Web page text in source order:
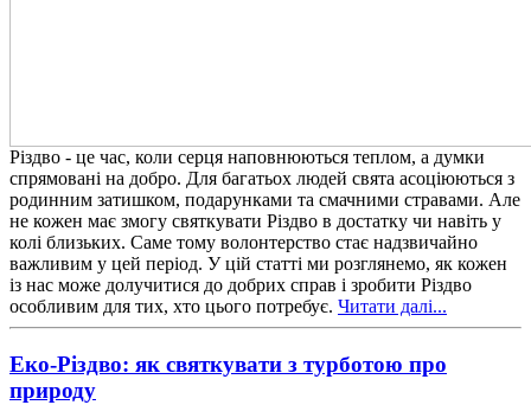
Різдво - це час, коли серця наповнюються теплом, а думки
спрямовані на добро. Для багатьох людей свята асоціюються з
родинним затишком, подарунками та смачними стравами. Але
не кожен має змогу святкувати Різдво в достатку чи навіть у
колі близьких. Саме тому волонтерство стає надзвичайно
важливим у цей період. У цій статті ми розглянемо, як кожен
із нас може долучитися до добрих справ і зробити Різдво
особливим для тих, хто цього потребує. Читати далі...
Еко-Різдво: як святкувати з турботою про
природу